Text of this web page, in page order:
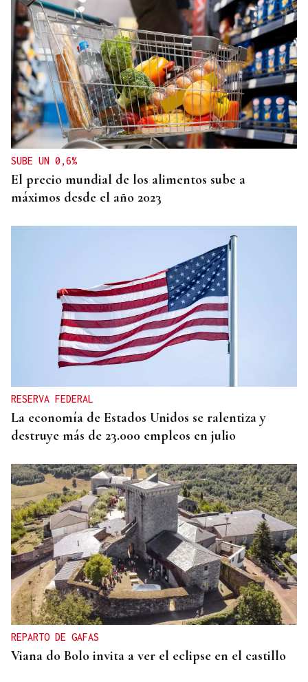
OBITUARIO
Muere Luis Díaz Núñez, socialista y dirigente
histórico de UGT en Ourense
SUBE UN 0,6%
El precio mundial de los alimentos sube a
máximos desde el año 2023
RESERVA FEDERAL
La economía de Estados Unidos se ralentiza y
destruye más de 23.000 empleos en julio
REPARTO DE GAFAS
Viana do Bolo invita a ver el eclipse en el castillo